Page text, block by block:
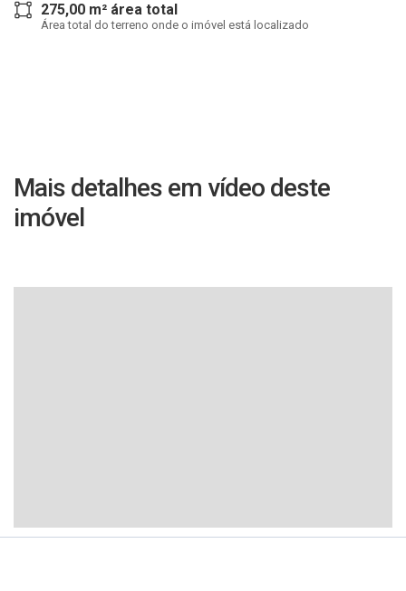
275,00 m² área total
Área total do terreno onde o imóvel está localizado
Mais detalhes em vídeo deste
imóvel